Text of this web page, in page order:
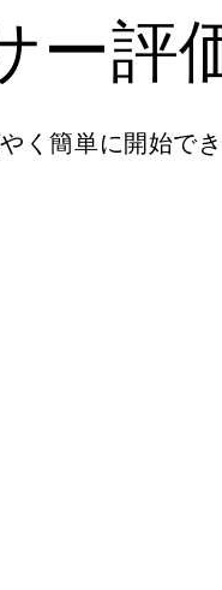
ー評
く簡単に開始でき